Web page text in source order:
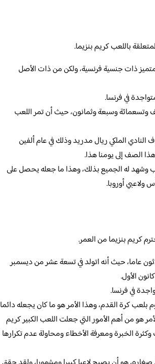
باللعب كريم بنزيما.
ذات جنسية فرنسية، ولكن من ذات الأصل
في فرنسا.
وتسعمائة وسبعة وثمانون، حيث أن تمر اللعب
النادي الملكي ريال مدريد وذلك في عام ألفين
الصف إلى يومنا هذا.
وشهد له الجميع بذلك، وهذا ما جعله يحصل على
ولاعبي أوروبا.
كريم بنزيما من العمر.
عاما، حيث أنه اتولد في تسعة عشر من ديسمبر
الأول.
في فرنسا.
كرة القدم، وهذا الأمر هو ما كان يجعله دائما
هو من أهم الأمور التي جعلت اللعب الكبير كريم
الخبرة ومعرفة الأخطاء ومحاولة عدم تكرارها